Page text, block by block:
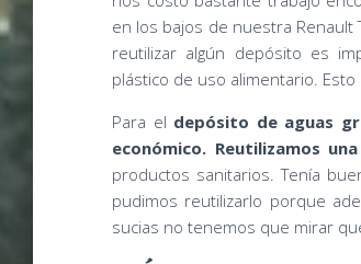
en los bajos de nuestra Renault
reutilizar algún depósito es
plástico de uso alimentario.
Para el depósito de aguas
económico. Reutilizamos una
productos sanitarios. Tenía
pudimos reutilizarlo porque
sucias no tenemos que mirar